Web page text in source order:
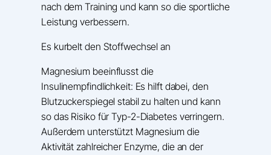
nach dem Training und kann so die sportliche
Leistung verbessern.
Es kurbelt den Stoffwechsel an
Magnesium beeinflusst die
Insulinempfindlichkeit: Es hilft dabei, den
Blutzuckerspiegel stabil zu halten und kann
so das Risiko für Typ-2-Diabetes verringern.
Außerdem unterstützt Magnesium die
Aktivität zahlreicher Enzyme, die an der